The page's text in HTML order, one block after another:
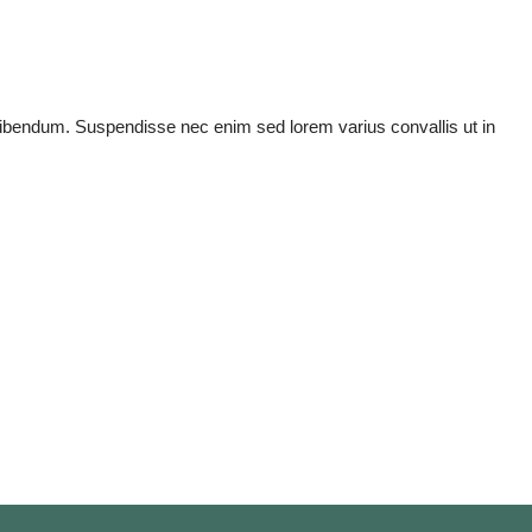
Suspendisse nec enim sed lorem varius convallis ut in